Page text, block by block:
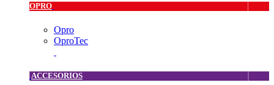
OPRO
Opro
OproTec
ACCESORIOS